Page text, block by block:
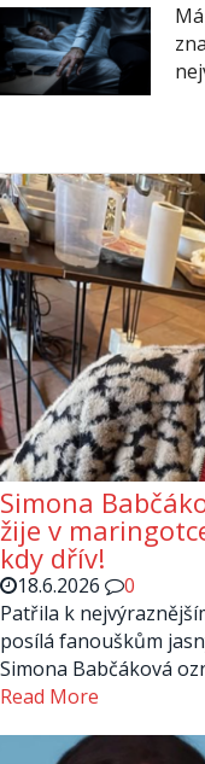
Simona
žije v
kdy dřív!
18.6.2026
0
Patřila k
posílá fanouškům
Simona Babčáková
Read More